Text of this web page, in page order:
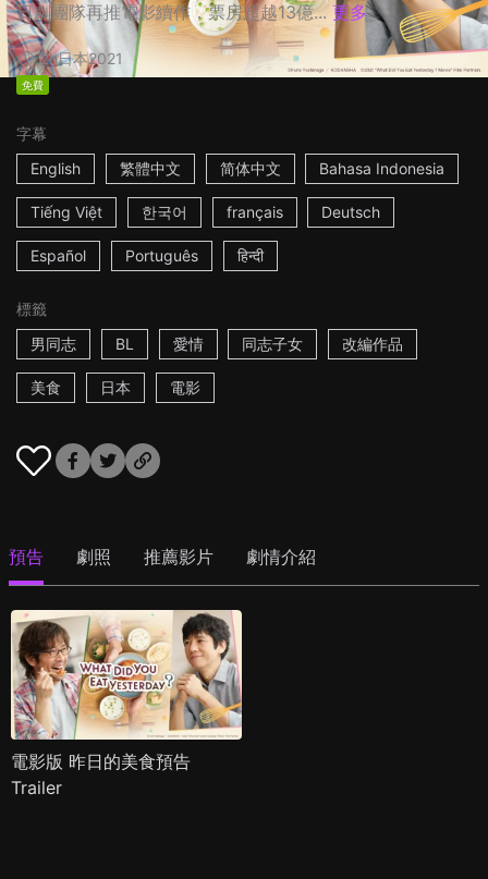
日劇團隊再推電影續作，票房超越13億... 更多
2h日本2021
免費
字幕
English
繁體中文 简体中文 Bahasa Indonesia
Tiếng Việt 한국어 français Deutsch
Español Português हिन्दी
標籤
男同志
BL 愛情 同志子女 改編作品
美食 日本 電影
預告 劇照 推薦影片 劇情介紹
電影版 昨日的美食預告
Trailer